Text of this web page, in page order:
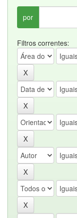
por
Filtros correntes: